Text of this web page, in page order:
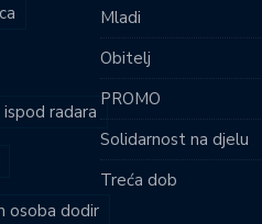
radara
osoba dodir
Mladi
Obitelj
PROMO
Solidarnost na djelu
Treća dob